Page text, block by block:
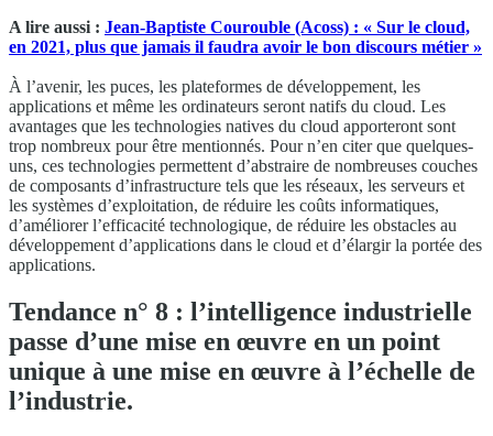
A lire aussi : Jean-Baptiste Courouble (Acoss) : « Sur le cloud,
en 2021, plus que jamais il faudra avoir le bon discours métier »
À l’avenir, les puces, les plateformes de développement, les
applications et même les ordinateurs seront natifs du cloud. Les
avantages que les technologies natives du cloud apporteront sont
trop nombreux pour être mentionnés. Pour n’en citer que quelques-
uns, ces technologies permettent d’abstraire de nombreuses couches
de composants d’infrastructure tels que les réseaux, les serveurs et
les systèmes d’exploitation, de réduire les coûts informatiques,
d’améliorer l’efficacité technologique, de réduire les obstacles au
développement d’applications dans le cloud et d’élargir la portée des
applications.
Tendance n° 8 : l’intelligence industrielle
passe d’une mise en œuvre en un point
unique à une mise en œuvre à l’échelle de
l’industrie.